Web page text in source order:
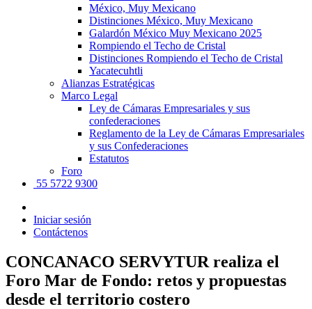
México, Muy Mexicano
Distinciones México, Muy Mexicano
Galardón México Muy Mexicano 2025
Rompiendo el Techo de Cristal
Distinciones Rompiendo el Techo de Cristal
Yacatecuhtli
Alianzas Estratégicas
Marco Legal
Ley de Cámaras Empresariales y sus
confederaciones
Reglamento de la Ley de Cámaras Empresariales
y sus Confederaciones
Estatutos
Foro
55 5722 9300
Iniciar sesión
Contáctenos
CONCANACO SERVYTUR realiza el
Foro Mar de Fondo: retos y propuestas
desde el territorio costero